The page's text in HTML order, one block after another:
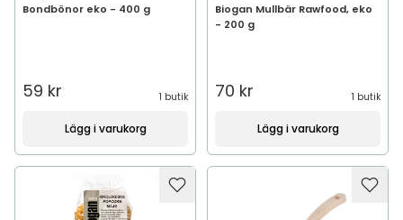
Bondbönor eko - 400 g
59 kr 1 butik
Lägg i varukorg
Biogan Mullbär Rawfood, eko
- 200 g
70 kr 1 butik
Lägg i varukorg